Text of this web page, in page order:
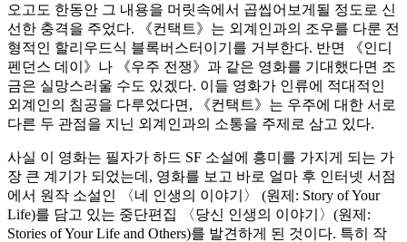
오고도 한동안 그 내용을 머릿속에서 곱씹어보게될 정도로 신
선한 충격을 주었다. 《컨택트》는 외계인과의 조우를 다룬 전
형적인 할리우드식 블록버스터이기를 거부한다. 반면 《인디
펜던스 데이》나 《우주 전쟁》과 같은 영화를 기대했다면 조
금은 실망스러울 수도 있겠다. 이들 영화가 인류에 적대적인
외계인의 침공을 다루었다면, 《컨택트》는 우주에 대한 서로
다른 두 관점을 지닌 외계인과의 소통을 주제로 삼고 있다.
사실 이 영화는 필자가 하드 SF 소설에 흥미를 가지게 되는 가
장 큰 계기가 되었는데, 영화를 보고 바로 얼마 후 인터넷 서점
에서 원작 소설인 〈네 인생의 이야기〉 (원제: Story of Your
Life)를 담고 있는 중단편집 〈당신 인생의 이야기〉(원제:
Stories of Your Life and Others)를 발견하게 된 것이다. 특히 작